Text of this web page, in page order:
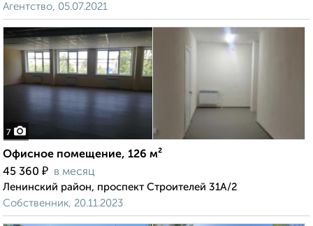
Агентство, 05.07.2021
7
Офисное помещение, 126 м²
45 360 ₽ в месяц
Ленинский район, проспект Строителей 31А/2
Собственник, 20.11.2023